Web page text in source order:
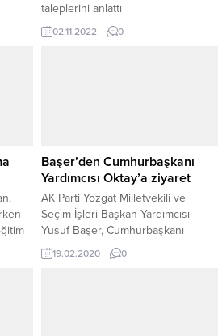
taleplerini anlattı
02.11.2022 0
Başer’den Cumhurbaşkanı
Yardımcısı Oktay’a ziyaret
AK Parti Yozgat Milletvekili ve
Seçim İşleri Başkan Yardımcısı
Yusuf Başer, Cumhurbaşkanı
Yardımcısı Fuat Oktay'ı
Cumhurbaşkanlığı Külliyesindeki
19.02.2020 0